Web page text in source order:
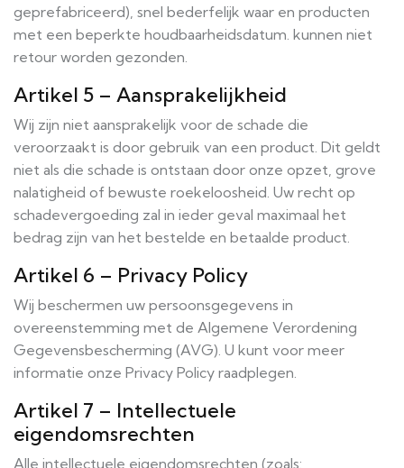
geprefabriceerd), snel bederfelijk waar en producten
met een beperkte houdbaarheidsdatum. kunnen niet
retour worden gezonden.
Artikel 5 – Aansprakelijkheid
Wij zijn niet aansprakelijk voor de schade die
veroorzaakt is door gebruik van een product. Dit geldt
niet als die schade is ontstaan door onze opzet, grove
nalatigheid of bewuste roekeloosheid. Uw recht op
schadevergoeding zal in ieder geval maximaal het
bedrag zijn van het bestelde en betaalde product.
Artikel 6 – Privacy Policy
Wij beschermen uw persoonsgegevens in
overeenstemming met de Algemene Verordening
Gegevensbescherming (AVG). U kunt voor meer
informatie onze Privacy Policy raadplegen.
Artikel 7 – Intellectuele
eigendomsrechten
Alle intellectuele eigendomsrechten (zoals: